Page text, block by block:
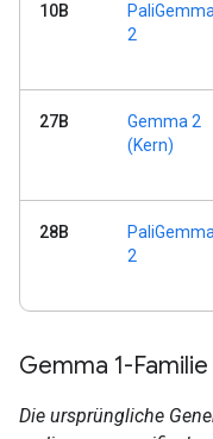
10B
PaliGemma
2
27B
Gemma 2
(Kern)
28B
PaliGemma
2
Gemma 1-Familie
Die ursprüngliche